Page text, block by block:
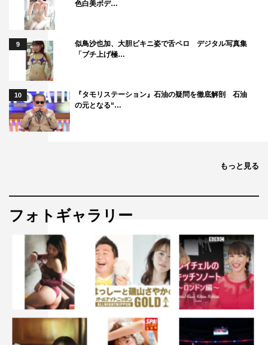
色白美ボデ…
9
似鳥沙也加、大胆ビキニ姿で舌ペロ デジタル写真集
「ブチ上げ極…
10
『タモリステーション』石油の疑問を徹底解剖 石油
の元となる“…
もっと見る
フォトギャラリー